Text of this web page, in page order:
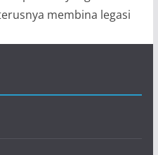
membina legasi